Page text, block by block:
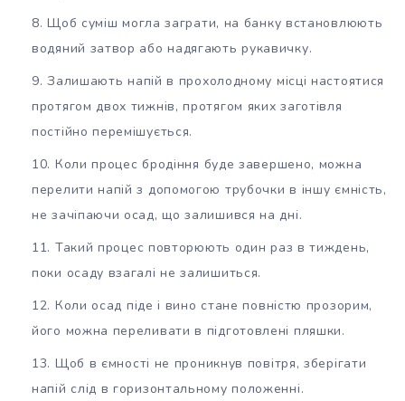
Щоб суміш могла заграти, на банку встановлюють
водяний затвор або надягають рукавичку.
Залишають напій в прохолодному місці настоятися
протягом двох тижнів, протягом яких заготівля
постійно перемішується.
Коли процес бродіння буде завершено, можна
перелити напій з допомогою трубочки в іншу ємність,
не зачіпаючи осад, що залишився на дні.
Такий процес повторюють один раз в тиждень,
поки осаду взагалі не залишиться.
Коли осад піде і вино стане повністю прозорим,
його можна переливати в підготовлені пляшки.
Щоб в ємності не проникнув повітря, зберігати
напій слід в горизонтальному положенні.